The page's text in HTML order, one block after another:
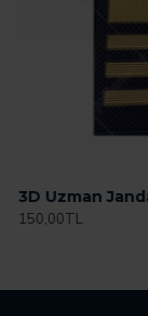
3D Uzman
150,00TL